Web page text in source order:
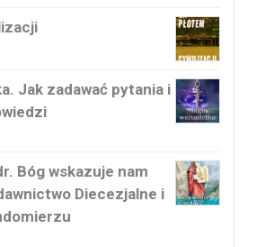
Jak zadawać pytania i
Bóg wskazuje nam
Diecezjalne i